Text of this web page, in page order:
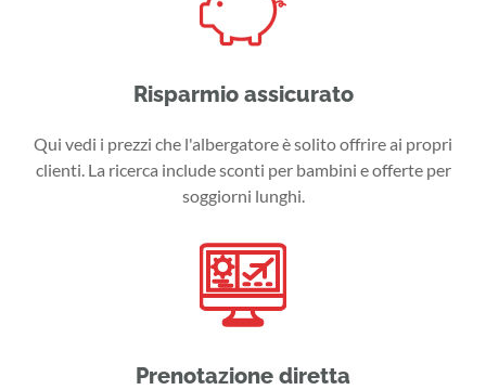
Risparmio assicurato
Qui vedi i prezzi che l'albergatore è solito offrire ai propri
clienti. La ricerca include sconti per bambini e offerte per
soggiorni lunghi.
Prenotazione diretta